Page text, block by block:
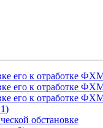
его к отработке
его к отработке
его к отработке
обстановке